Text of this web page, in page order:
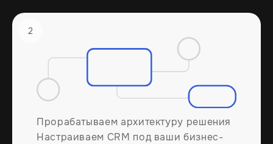
2
Прорабатываем архитектуру решения
Настраиваем CRM под ваши бизнес-